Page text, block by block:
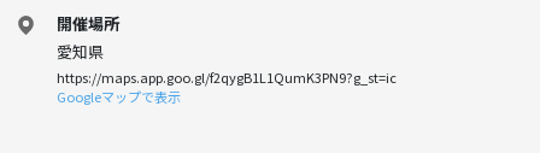
開催場所
愛知県
https://maps.app.goo.gl/f2qygB1L1QumK3PN9?g_st=ic
Googleマップで表示